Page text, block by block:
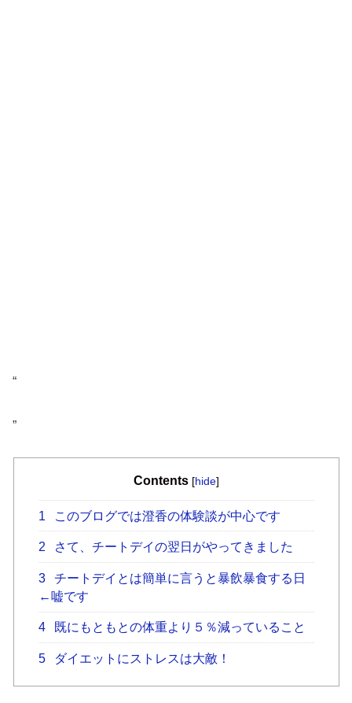
“
”
Contents [hide]
1 このブログでは澄香の体験談が中心です
2 さて、チートデイの翌日がやってきました
3
チートデイとは簡単に言うと暴飲暴食する日
←嘘です
4 既にもともとの体重より５％減っていること
5 ダイエットにストレスは大敵！